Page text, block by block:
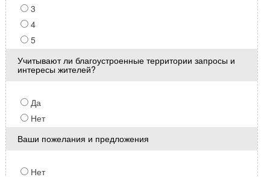
3
4
5
Учитывают ли благоустроенные территории запросы и
интересы жителей?
Да
Нет
Ваши пожелания и предложения
Нет